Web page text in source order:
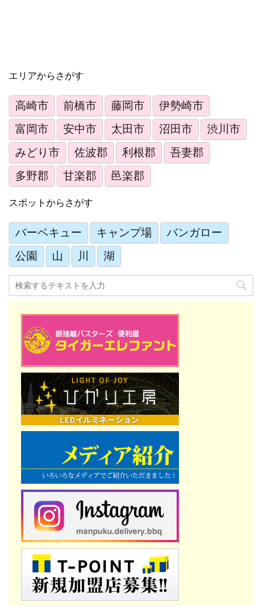
エリアからさがす
高崎市 前橋市 藤岡市
伊勢崎市
富岡市
安中市 太田市 沼田市
渋川市
みどり市
佐波郡 利根郡
吾妻郡
多野郡
甘楽郡 邑楽郡
スポットからさがす
バーベキュー キャンプ場
バンガロー
公園
山 川 湖